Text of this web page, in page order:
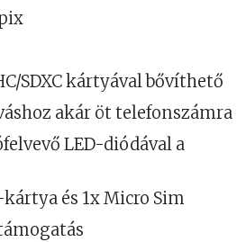
SDXC kártyával bővíthető
akár öt telefonszámra
LED-diódával a
és 1x Micro Sim